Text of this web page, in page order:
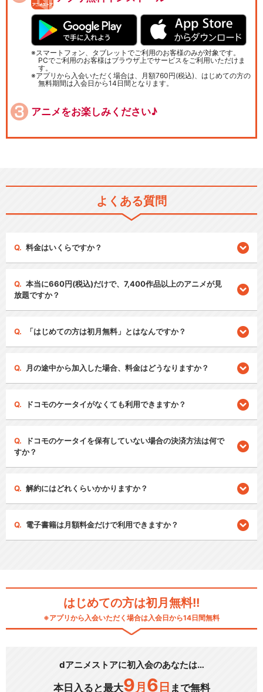
スマートフォン、タブレットでご利用のお客様のみが対象です。
PCでご利用のお客様はブラウザ上でサービスをご利用いただけま
す。
アプリから入会いただく場合は、月額760円(税込)、はじめての方の
無料期間は入会日から14日間となります。
アニメをお楽しみください♪
よくある質問
料金はいくらですか？
本当に660円(税込)だけで、7,400作品以上のアニメが見
放題ですか？
「はじめての方は初月無料」とはなんですか？
月の途中から加入した場合、料金はどうなりますか？
ドコモのケータイがなくても利用できますか？
ドコモのケータイを保有していない場合の決済方法は何で
すか？
解約にはどれくらいかかりますか？
電子書籍は月額料金だけで利用できますか？
はじめての方は初月無料!!
※アプリから入会いただく場合は入会日から14日間無料
dアニメストアに初入会のあなたは…
本日入ると最大9 月 6 日 まで無料